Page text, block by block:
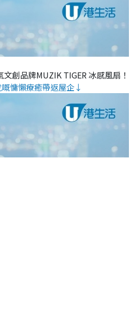
文創品牌MUZIK TIGER 冰感風扇！
慵懶療癒帶返屋企↓